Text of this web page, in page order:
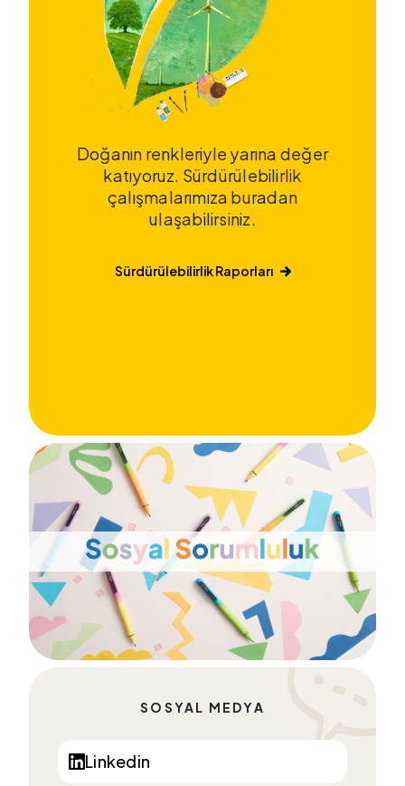
Doğanın renkleriyle yarına değer
katıyoruz. Sürdürülebilirlik
çalışmalarımıza buradan
ulaşabilirsiniz.
Sürdürülebilirlik Raporları
SOSYAL MEDYA
Linkedin